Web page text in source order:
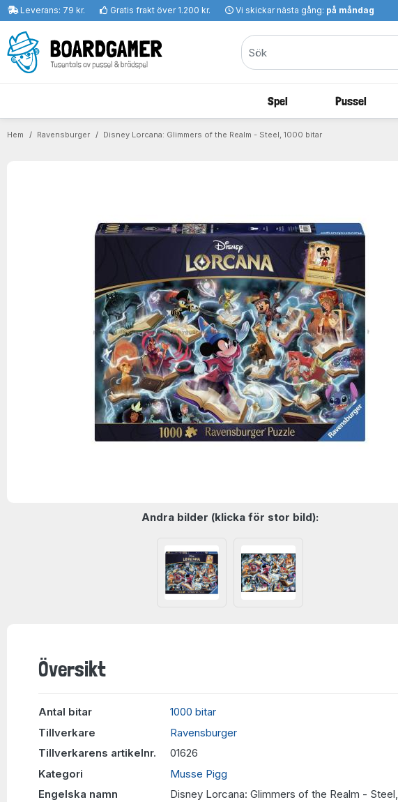
Leverans: 79 kr. Gratis frakt över 1.200 kr. Vi skickar nästa gång: på måndag
Spel Pussel
Hem Ravensburger Disney Lorcana: Glimmers of the Realm - Steel, 1000 bitar
Andra bilder (klicka för stor bild):
Översikt
Antal bitar
1000 bitar
Tillverkare
Ravensburger
Tillverkarens artikelnr.
01626
Kategori
Musse Pigg
Engelska namn
Disney Lorcana: Glimmers of the Realm - Steel,